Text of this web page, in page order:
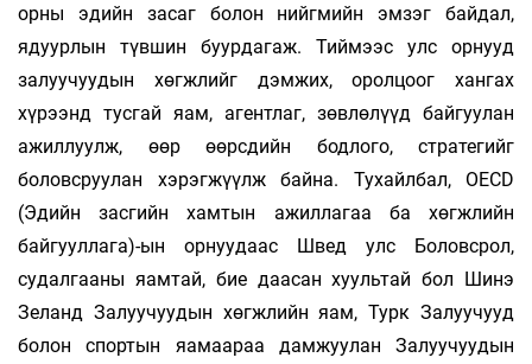
орны эдийн засаг болон нийгмийн эмзэг байдал,
ядуурлын түвшин буурдагаж. Тиймээс улс орнууд
залуучуудын хөгжлийг дэмжих, оролцоог хангах
хүрээнд тусгай яам, агентлаг, зөвлөлүүд байгуулан
ажиллуулж, өөр өөрсдийн бодлого, стратегийг
боловсруулан хэрэгжүүлж байна. Тухайлбал, OECD
(Эдийн засгийн хамтын ажиллагаа ба хөгжлийн
байгууллага)-ын орнуудаас Швед улс Боловсрол,
судалгааны яамтай, бие даасан хуультай бол Шинэ
Зеланд Залуучуудын хөгжлийн яам, Турк Залуучууд
болон спортын яамаараа дамжуулан Залуучуудын